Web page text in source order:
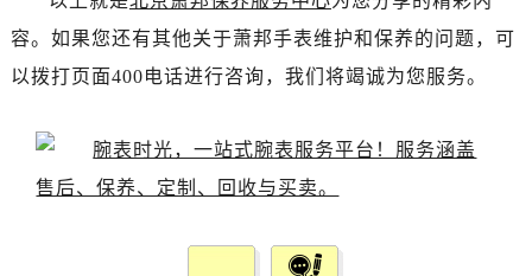
容。如果您还有其他关于萧邦手表维护和保养的问题，可
以拨打页面400电话进行咨询，我们将竭诚为您服务。